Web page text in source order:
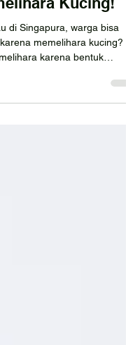
Kini Warga
Denda
Kucing!
di Singapura, warga bisa
memelihara kucing?